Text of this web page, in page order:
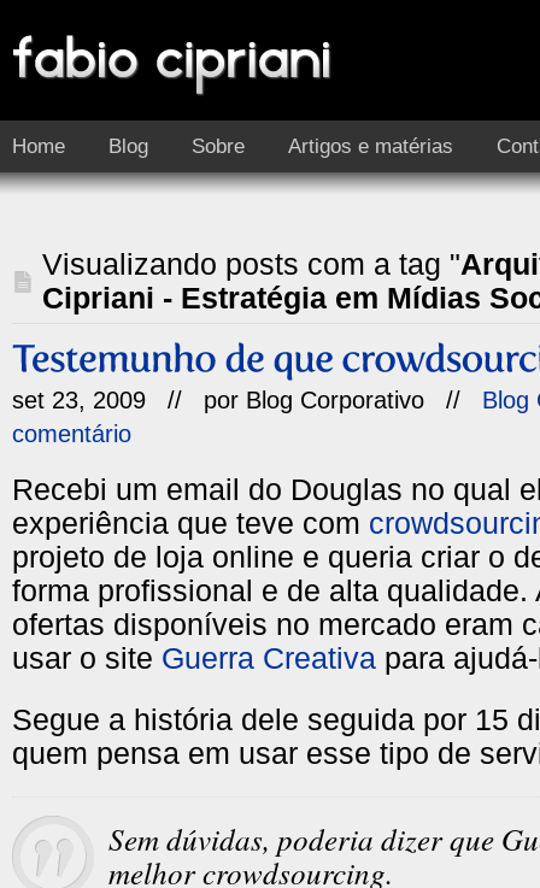
Home Blog Sobre Artigos e matérias
Visualizando posts com a tag "
Cipriani - Estratégia em Mídias
set 23, 2009 // por Blog Corporativo // Blog
comentário
Recebi um email do Douglas no qual
experiência que teve com
projeto de loja online e queria criar o
forma profissional e de alta qualidade.
ofertas disponíveis no mercado eram
usar o site Guerra Creativa para
Segue a história dele seguida por 15
quem pensa em usar esse tipo de
Sem dúvidas, poderia dizer que
melhor crowdsourcing.